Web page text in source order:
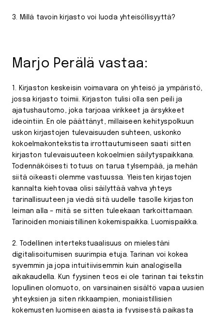
3. Millä tavoin kirjasto voi luoda yhteisöllisyyttä?
Marjo Perälä vastaa:
1. Kirjaston keskeisin voimavara on yhteisö ja ympäristö,
jossa kirjasto toimii. Kirjaston tulisi olla sen peili ja
ajatushautomo, joka tarjoaa virikkeet ja ärsykkeet
ideointiin. En ole päättänyt, millaiseen kehityspolkuun
uskon kirjastojen tulevaisuuden suhteen, uskonko
kokoelmakontekstista irrottautumiseen saati sitten
kirjaston tulevaisuuteen kokoelmien säilytyspaikkana.
Todennäköisesti totuus on tarua tylsempää, ja mehän
siitä oikeasti olemme vastuussa. Yleisten kirjastojen
kannalta kiehtovaa olisi säilyttää vahva yhteys
tarinallisuuteen ja viedä sitä uudelle tasolle kirjaston
leiman alla – mitä se sitten tuleekaan tarkoittamaan.
Tarinoiden moniaistillinen kokemispaikka. Luomispaikka.
2. Todellinen intertekstuaalisuus on mielestäni
digitalisoitumisen suurimpia etuja. Tarinan voi kokea
syvemmin ja jopa intuitiivisemmin kuin analogisella
aikakaudella. Kun fyysinen teos ei ole tarinan tai tekstin
lopullinen olomuoto, on varsinainen sisältö vapaa uusien
yhteyksien ja siten rikkaampien, moniaistillisien
kokemusten luomiseen ajasta ja fyysisestä paikasta